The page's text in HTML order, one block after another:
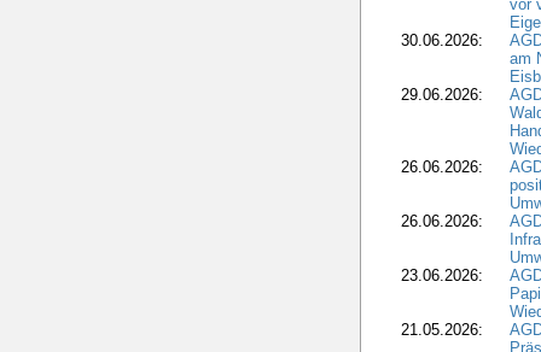
vor
30.06.2026:
am
29.06.2026:
26.06.2026:
26.06.2026:
23.06.2026:
21.05.2026: